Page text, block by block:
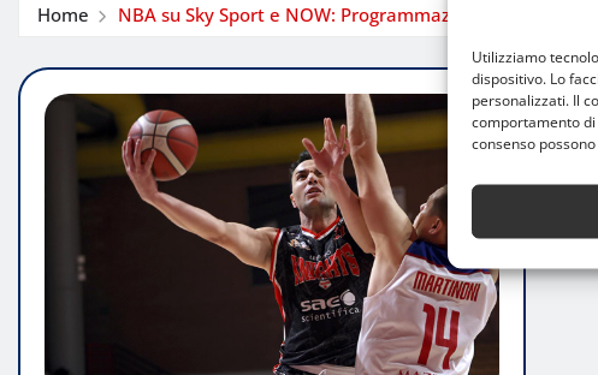
Utilizziamo
dispositivo. Lo
personalizzati. Il
comportamento di
consenso
Home NBA su Sky Sport e NOW: Programmazione e